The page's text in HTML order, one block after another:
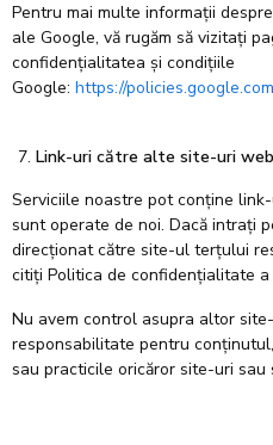
Pentru mai multe informații
ale Google, vă rugăm să vizitați
confidențialitatea și condițiile
Google: https://
Link-uri către alte site-uri web
Serviciile noastre pot conține
sunt operate de noi. Dacă intrați
direcționat către site-ul terțului
citiți Politica de confidențialitate
Nu avem control asupra altor
responsabilitate pentru
sau practicile oricăror site-uri sau